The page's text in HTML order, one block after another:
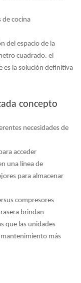
de cocina
del espacio de la
cuadrado. el
es la solución definitiva
concepto
necesidades de
acceder
una línea de
para almacenar
compresores
brindan
que las unidades
más